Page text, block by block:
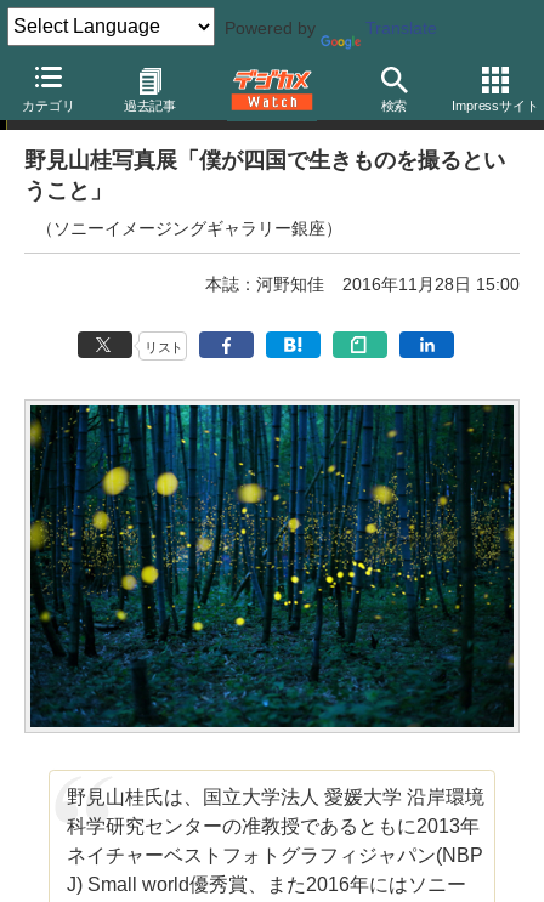
Powered by Translate
カテゴリ 過去記事 検索 Impressサイト
写真展告知
野見山桂写真展「僕が四国で生きものを撮るとい
うこと」
（ソニーイメージングギャラリー銀座）
本誌：河野知佳 2016年11月28日 15:00
リスト
野見山桂氏は、国立大学法人 愛媛大学 沿岸環境
科学研究センターの准教授であるともに2013年
ネイチャーベストフォトグラフィジャパン(NBP
J) Small world優秀賞、また2016年にはソニー